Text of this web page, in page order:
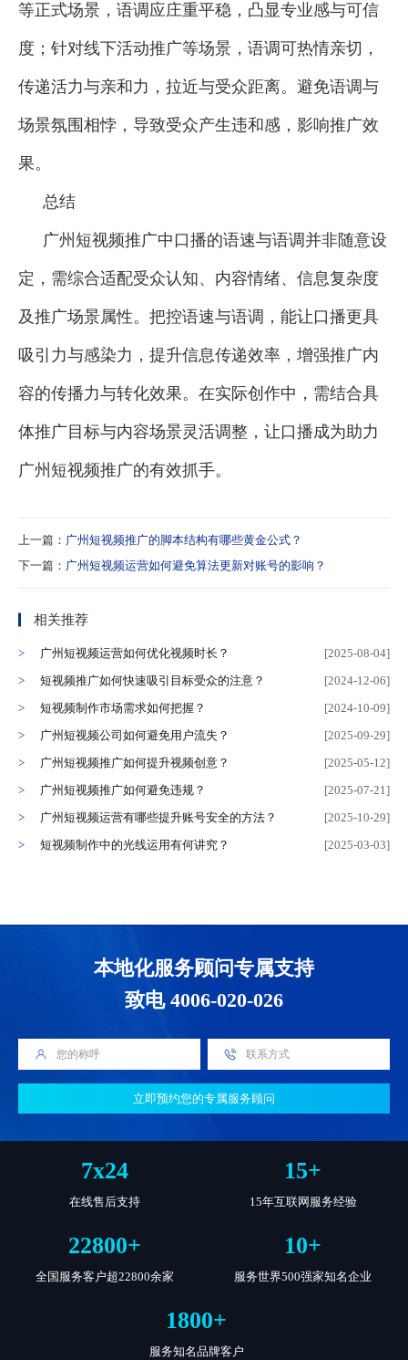
等正式场景，语调应庄重平稳，凸显专业感与可信
度；针对线下活动推广等场景，语调可热情亲切，
传递活力与亲和力，拉近与受众距离。避免语调与
场景氛围相悖，导致受众产生违和感，影响推广效
果。
总结
广州短视频推广中口播的语速与语调并非随意设
定，需综合适配受众认知、内容情绪、信息复杂度
及推广场景属性。把控语速与语调，能让口播更具
吸引力与感染力，提升信息传递效率，增强推广内
容的传播力与转化效果。在实际创作中，需结合具
体推广目标与内容场景灵活调整，让口播成为助力
广州短视频推广的有效抓手。
上一篇： 广州短视频推广的脚本结构有哪些黄金公式？
下一篇： 广州短视频运营如何避免算法更新对账号的影响？
相关推荐
广州短视频运营如何优化视频时长？
[2025-08-04]
短视频推广如何快速吸引目标受众的注意？
[2024-12-06]
短视频制作市场需求如何把握？
[2024-10-09]
广州短视频公司如何避免用户流失？
[2025-09-29]
广州短视频推广如何提升视频创意？
[2025-05-12]
广州短视频推广如何避免违规？
[2025-07-21]
广州短视频运营有哪些提升账号安全的方法？
[2025-10-29]
短视频制作中的光线运用有何讲究？
[2025-03-03]
本地化服务顾问专属支持
致电 4006-020-026
立即预约您的专属服务顾问
7x24
在线售后支持
15+
15年互联网服务经验
22800+
全国服务客户超22800余家
10+
服务世界500强家知名企业
1800+
服务知名品牌客户